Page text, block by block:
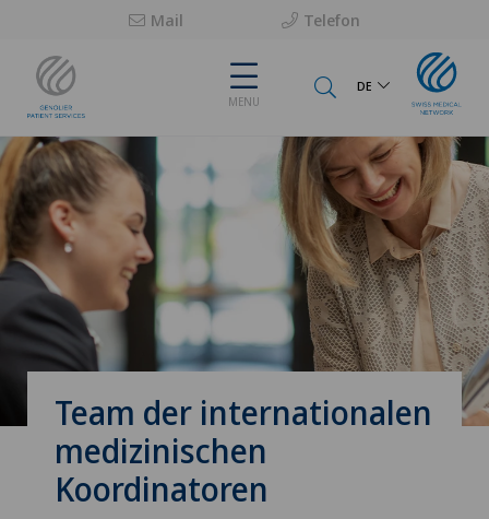
Mail Telefon
MENU
DE
Team der internationalen
medizinischen
Koordinatoren